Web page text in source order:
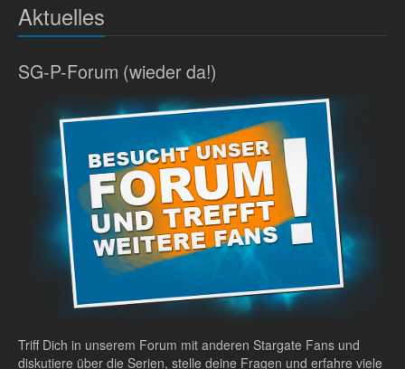
Aktuelles
SG-P-Forum (wieder da!)
Triff Dich in unserem Forum mit anderen Stargate Fans und
diskutiere über die Serien, stelle deine Fragen und erfahre viele